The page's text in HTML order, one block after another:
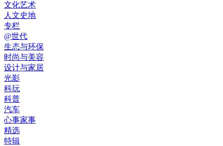
文化艺术
人文史地
专栏
@世代
生态与环保
时尚与美容
设计与家居
光影
科玩
科普
汽车
心事家事
精选
特辑